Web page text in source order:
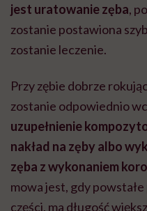
jest uratowanie zęba,
zostanie postawiona
zostanie leczenie.
Przy zębie dobrze
zostanie odpowiednio
uzupełnienie
nakład na zęby albo
zęba z wykonaniem
mowa jest, gdy
części, ma długość